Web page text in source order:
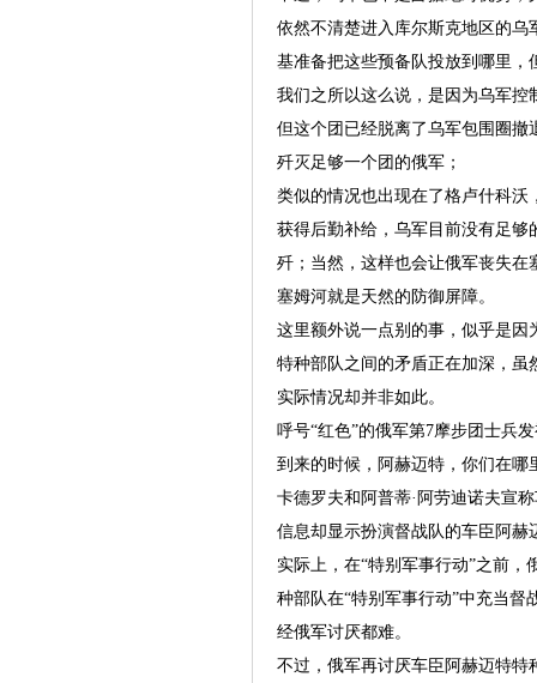
依然不清楚进入库尔斯克地区的
基准备把这些预备队投放到哪里，
我们之所以这么说，是因为乌军控
但这个团已经脱离了乌军包围圈撤
歼灭足够一个团的俄军；
类似的情况也出现在了格卢什科
获得后勤补给，乌军目前没有足
歼；当然，这样也会让俄军丧失
塞姆河就是天然的防御屏障。
这里额外说一点别的事，似乎是
特种部队之间的矛盾正在加深，虽
实际情况却并非如此。
呼号“红色”的俄军第7摩步团士兵
到来的时候，阿赫迈特，你们在
卡德罗夫和阿普蒂·阿劳迪诺夫宣
信息却显示扮演督战队的车臣阿
实际上，在“特别军事行动”之前
种部队在“特别军事行动”中充当
经俄军讨厌都难。
不过，俄军再讨厌车臣阿赫迈特特